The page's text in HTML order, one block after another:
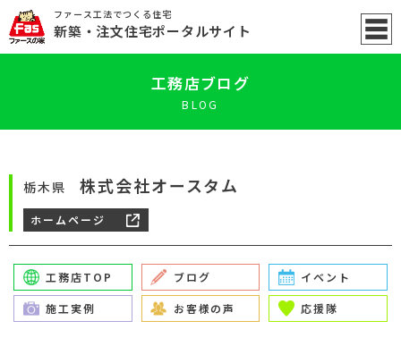
ファース工法でつくる住宅
新築 ・注文住宅ポータルサイト
工務店ブログ
BLOG
栃木県 株式会社オースタム
ホームページ
工務店TOP ブログ イベント
施工実例 お客様の声 応援隊